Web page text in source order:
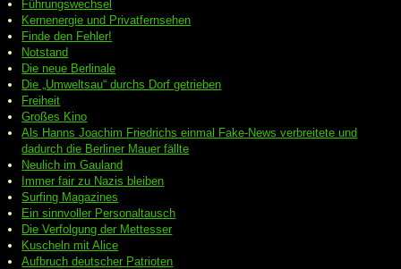
Führungswechsel
Kernenergie und Privatfernsehen
Finde den Fehler!
Notstand
Die neue Berlinale
Die „Umweltsau“ durchs Dorf getrieben
Freiheit
Großes Kino
Als Hanns Joachim Friedrichs einmal Fake-News verbreitete und
dadurch die Berliner Mauer fällte
Neulich im Gauland
Immer fair zu Nazis bleiben
Surfing Magazines
Ein sinnvoller Personaltausch
Die Verfolgung der Mettesser
Kuscheln mit Alice
Aufbruch deutscher Patrioten